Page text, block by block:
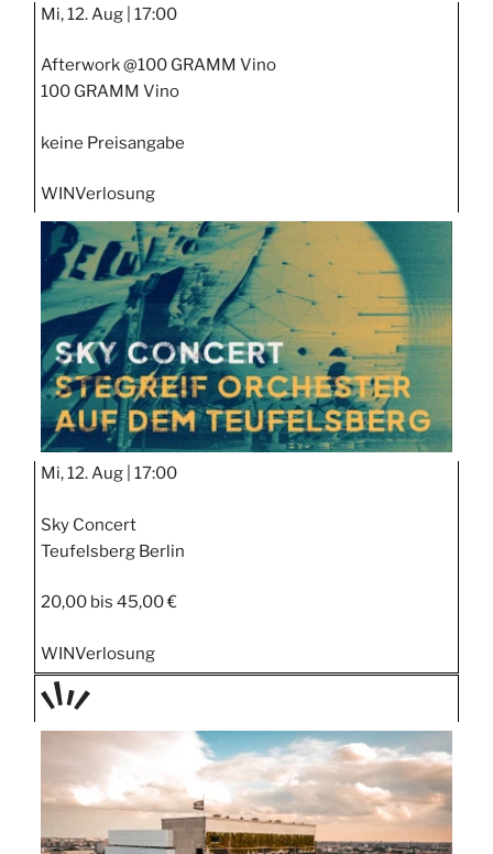
Mi, 12. Aug | 17:00
Afterwork @100 GRAMM Vino
100 GRAMM Vino
keine Preisangabe
WINVerlosung
Mi, 12. Aug | 17:00
Sky Concert
Teufelsberg Berlin
20,00 bis 45,00 €
WINVerlosung
TAGE